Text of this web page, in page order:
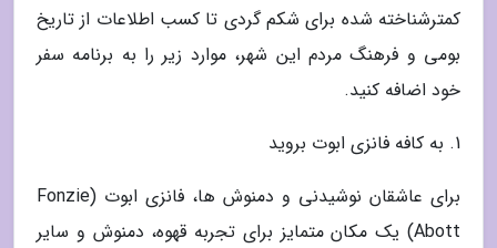
کمترشناخته شده برای شکم گردی تا کسب اطلاعات از تاریخ
بومی و فرهنگ مردم این شهر، موارد زیر را به برنامه سفر
خود اضافه کنید.
1. به کافه فانزی ابوت بروید
برای عاشقان نوشیدنی و دمنوش ها، فانزی ابوت (Fonzie
Abott) یک مکان متمایز برای تجربه قهوه، دمنوش و سایر